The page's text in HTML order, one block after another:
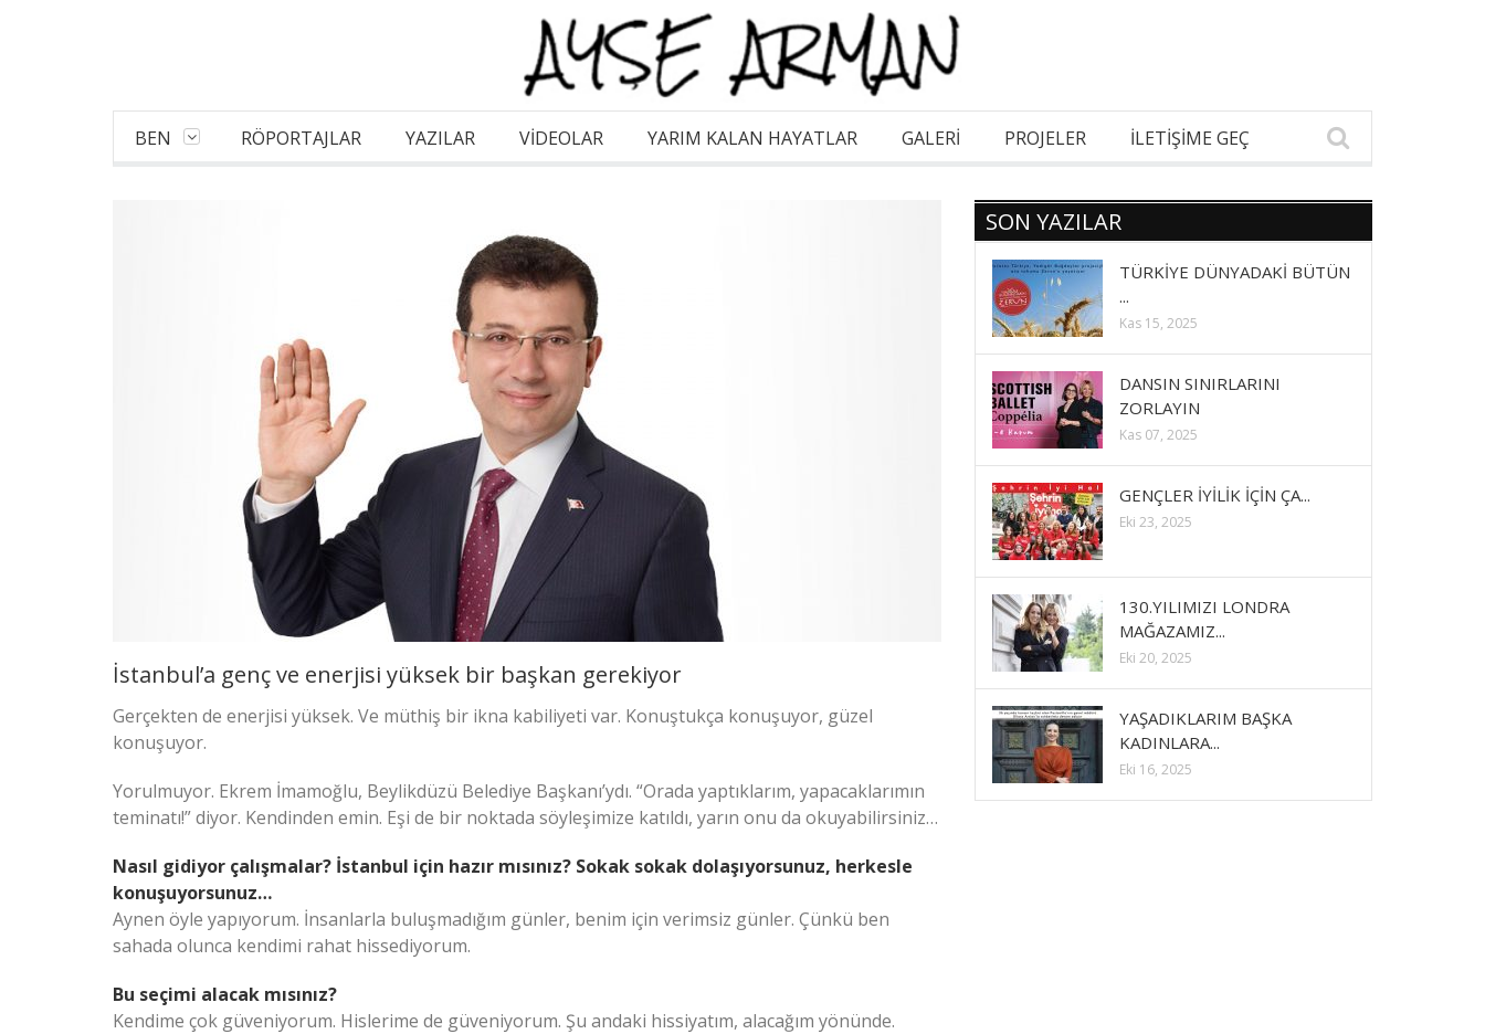
BEN RÖPORTAJLAR YAZILAR VİDEOLAR YARIM KALAN HAYATLAR GALERI PROJELER İLETİŞİME GEÇ
İstanbul’a genç ve enerjisi yüksek bir başkan gerekiyor
Gerçekten de enerjisi yüksek. Ve müthiş bir ikna kabiliyeti var. Konuştukça konuşuyor, güzel
konuşuyor.
Yorulmuyor. Ekrem İmamoğlu, Beylikdüzü Belediye Başkanı’ydı. “Orada yaptıklarım, yapacaklarımın
teminatı!” diyor. Kendinden emin. Eşi de bir noktada söyleşimize katıldı, yarın onu da okuyabilirsiniz…
Nasıl gidiyor çalışmalar? İstanbul için hazır mısınız? Sokak sokak dolaşıyorsunuz, herkesle
konuşuyorsunuz…
Aynen öyle yapıyorum. İnsanlarla buluşmadığım günler, benim için verimsiz günler. Çünkü ben
sahada olunca kendimi rahat hissediyorum.
Bu seçimi alacak mısınız?
Kendime çok güveniyorum. Hislerime de güveniyorum. Şu andaki hissiyatım, alacağım yönünde.
SON YAZILAR
TÜRKİYE DÜNYADAKİ BÜTÜN
...
Kas 15, 2025
DANSIN SINIRLARINI
ZORLAYIN
Kas 07, 2025
GENÇLER İYİLİK İÇİN ÇA...
Eki 23, 2025
130.YILIMIZI LONDRA
MAĞAZAMIZ...
Eki 20, 2025
YAŞADIKLARIM BAŞKA
KADINLARA...
Eki 16, 2025